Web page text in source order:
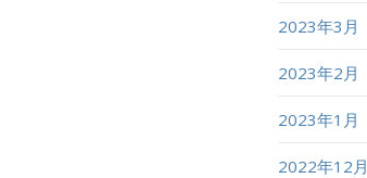
2023年3月
2023年2月
2023年1月
2022年12月